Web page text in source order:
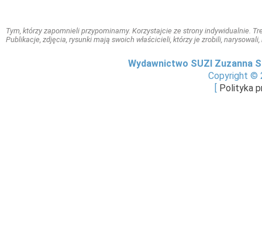
Tym, którzy zapomnieli przypominamy. Korzystajcie ze strony indywidualnie.
Publikacje, zdjęcia, rysunki mają swoich właścicieli, którzy je zrobili,
Wydawnictwo SUZI Zuzanna
Copyright ©
Polityka